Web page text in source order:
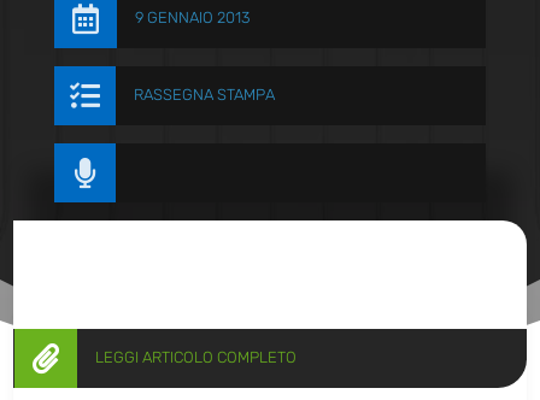
 9 GENNAIO 2013
 RASSEGNA STAMPA

 LEGGI ARTICOLO COMPLETO